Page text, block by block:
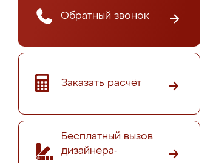
Обратный звонок
Заказать расчёт
Бесплатный вызов
дизайнера-